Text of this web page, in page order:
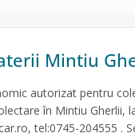
Mintiu
autorizat pentru
în Mintiu Gherlii,
, tel:0745-204555 .